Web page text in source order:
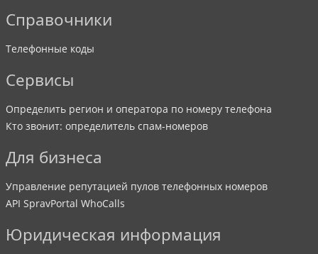
Справочники
Телефонные коды
Сервисы
Определить регион и оператора по номеру телефона
Кто звонит: определитель спам-номеров
Для бизнеса
Управление репутацией пулов телефонных номеров
API SpravPortal WhoCalls
Юридическая информация